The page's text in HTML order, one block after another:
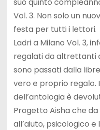
Vol. 3. Non solo un
festa per tutti i lettori.
Ladri a Milano Vol. 3,
regalati da altrettanti
sono passati dalla
vero e proprio regalo.
dell’antologia è
Progetto Aisha che
all’aiuto, psicologico